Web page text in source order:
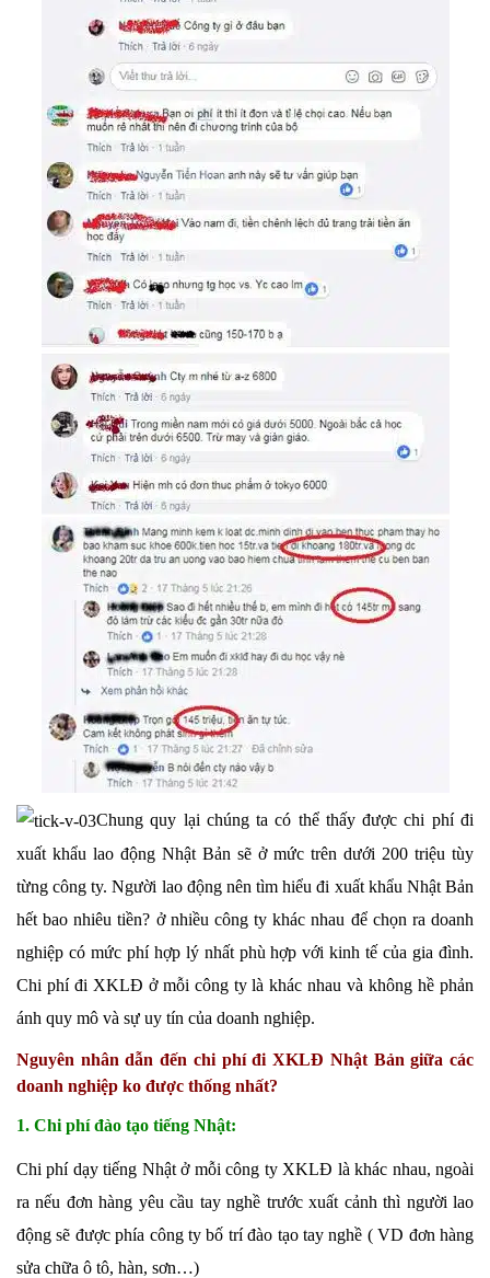
Chung quy lại chúng ta có thể thấy được chi phí đi
xuất khẩu lao động Nhật Bản sẽ ở mức trên dưới 200 triệu tùy
từng công ty. Người lao động nên tìm hiểu đi xuất khẩu Nhật Bản
hết bao nhiêu tiền? ở nhiều công ty khác nhau để chọn ra doanh
nghiệp có mức phí hợp lý nhất phù hợp với kinh tế của gia đình.
Chi phí đi XKLĐ ở mỗi công ty là khác nhau và không hề phản
ánh quy mô và sự uy tín của doanh nghiệp.
Nguyên nhân dẫn đến chi phí đi XKLĐ Nhật Bản giữa các
doanh nghiệp ko được thống nhất?
1. Chi phí đào tạo tiếng Nhật:
Chi phí dạy tiếng Nhật ở mỗi công ty XKLĐ là khác nhau, ngoài
ra nếu đơn hàng yêu cầu tay nghề trước xuất cảnh thì người lao
động sẽ được phía công ty bố trí đào tạo tay nghề ( VD đơn hàng
sửa chữa ô tô, hàn, sơn…)